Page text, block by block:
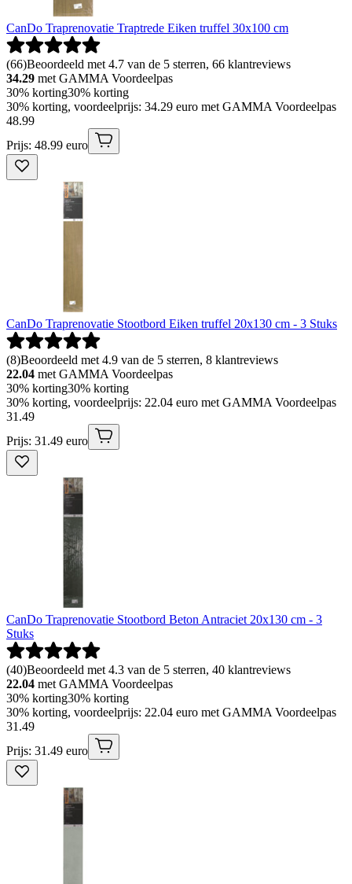
CanDo Traprenovatie Traptrede Eiken truffel 30x100 cm
(66)Beoordeeld met 4.7 van de 5 sterren, 66 klantreviews
34.29 met GAMMA Voordeelpas
30% korting30% korting
30% korting, voordeelprijs: 34.29 euro met GAMMA Voordeelpas
48.99
Prijs: 48.99 euro
CanDo Traprenovatie Stootbord Eiken truffel 20x130 cm - 3 Stuks
(8)Beoordeeld met 4.9 van de 5 sterren, 8 klantreviews
22.04 met GAMMA Voordeelpas
30% korting30% korting
30% korting, voordeelprijs: 22.04 euro met GAMMA Voordeelpas
31 .49
Prijs: 31.49 euro
CanDo Traprenovatie Stootbord Beton Antraciet 20x130 cm - 3
Stuks
(40)Beoordeeld met 4.3 van de 5 sterren, 40 klantreviews
22.04 met GAMMA Voordeelpas
30% korting30% korting
30% korting, voordeelprijs: 22.04 euro met GAMMA Voordeelpas
31 .49
Prijs: 31.49 euro